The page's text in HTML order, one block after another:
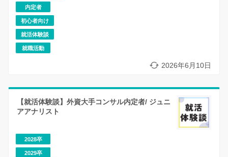
内定者
初心者向け
就活体験談
就職活動
2026年6月10日
【就活体験談】外資大手コンサル内定者/ ジュニ
アアナリスト
2028卒
2029卒